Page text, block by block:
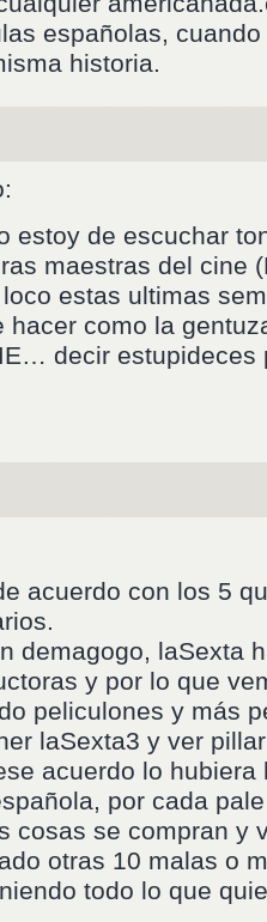
españolas,
historia.
estoy de escuchar
maestras del cine
estas ultimas
hacer como la
decir estupideces
acuerdo con los 5
demagogo, laSexta
y por lo que
peliculones y más
laSexta3 y ver
acuerdo lo hubiera
por cada
cosas se compran y
otras 10 malas o
todo lo que